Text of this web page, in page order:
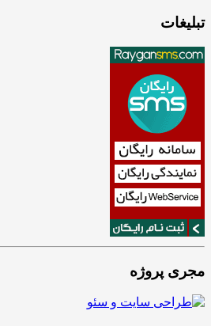
تبلیغات
مجری پروژه